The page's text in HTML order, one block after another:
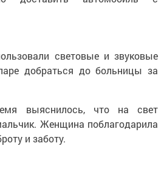
световые и звуковые
добраться до больницы за
выяснилось, что на свет
Женщина поблагодарила
и заботу.